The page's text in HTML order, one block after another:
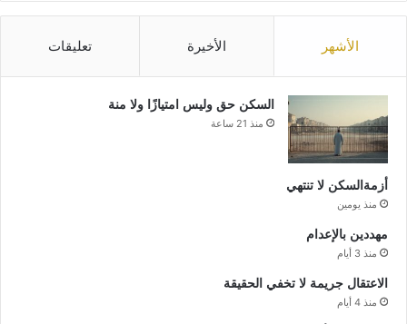
الأشهر الأخيرة تعليقات
السكن حق وليس امتيازًا ولا منة
منذ 21 ساعة
أزمةالسكن لا تنتهي
منذ يومين
مهددين بالإعدام
منذ 3 أيام
الاعتقال جريمة لا تخفي الحقيقة
منذ 4 أيام